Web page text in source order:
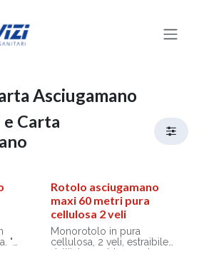
Asciugamano
Carta
"
Rotolo asciugamano
maxi 60 metri pura
cellulosa 2 veli
Monorotolo in pura
cellulosa, 2 veli, estraibile
dall'interno. Idoneo al